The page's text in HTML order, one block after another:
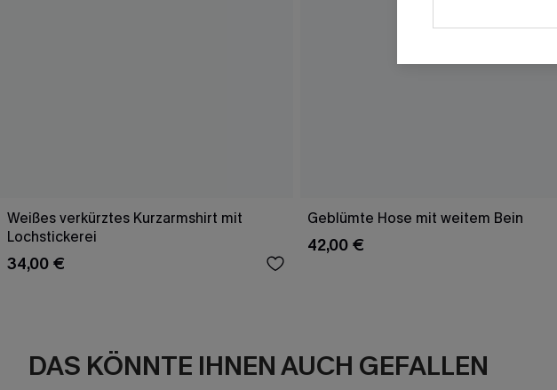
Weißes verkürztes Kurzarmshirt mit
Lochstickerei
34,00 €
Geblümte Hose mit weitem Bein
42,00 €
DAS KÖNNTE IHNEN AUCH GEFALLEN